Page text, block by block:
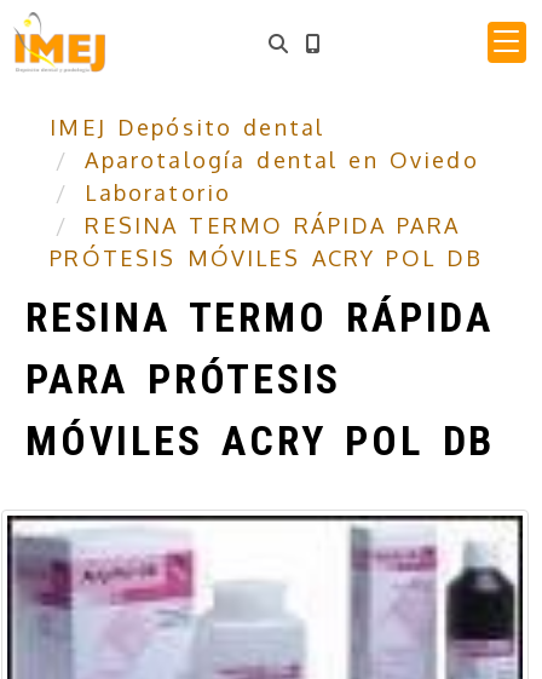
IMEJ Depósito dental
Aparotalogía dental en Oviedo
Laboratorio
RESINA TERMO RÁPIDA PARA
PRÓTESIS MÓVILES ACRY POL DB
RESINA TERMO RÁPIDA
PARA PRÓTESIS
MÓVILES ACRY POL DB